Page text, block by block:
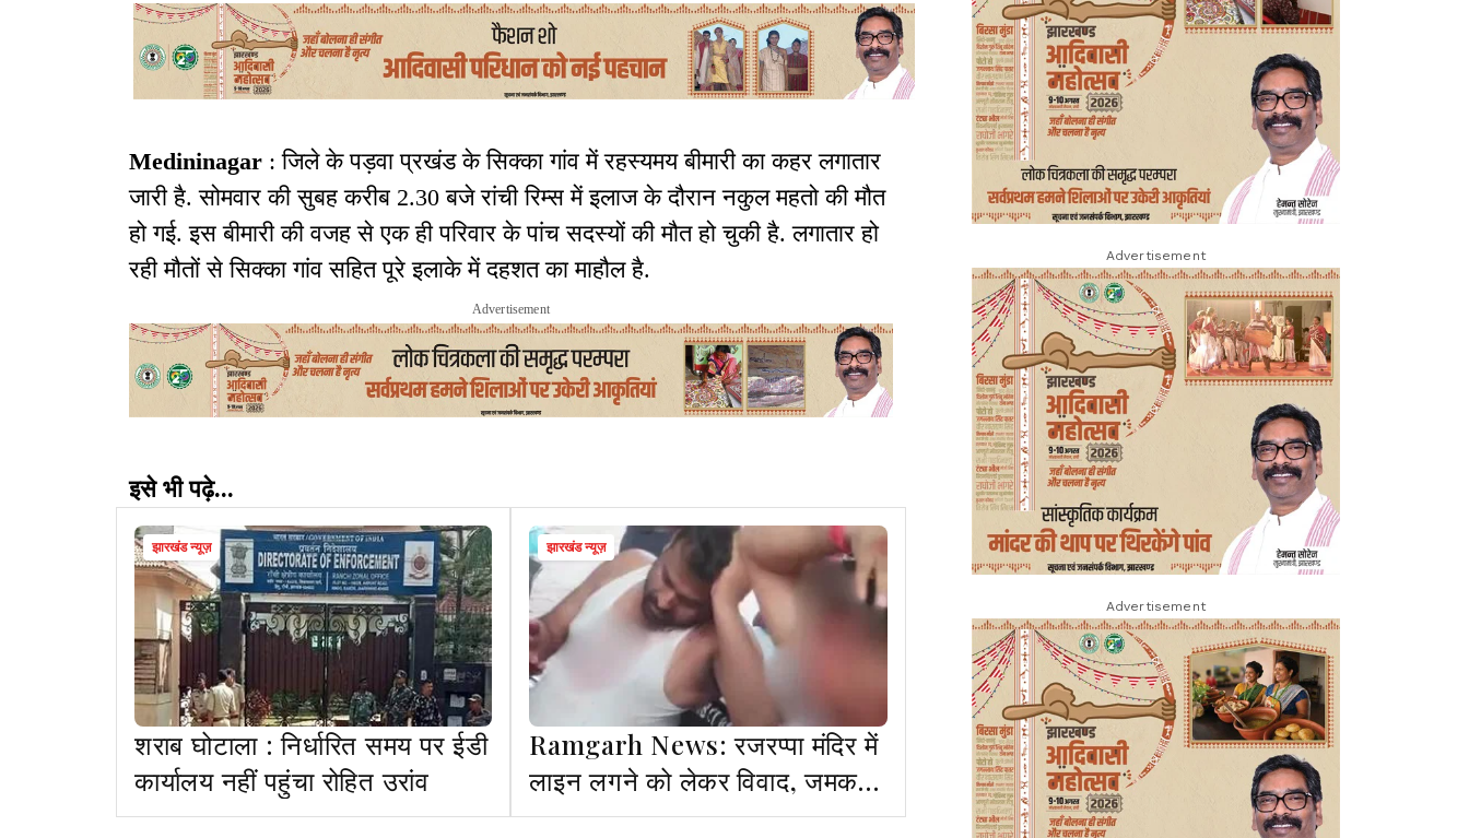
Medininagar : जिले के पड़वा प्रखंड के सिक्का गांव में रहस्यमय बीमारी का कहर लगातार
जारी है. सोमवार की सुबह करीब 2.30 बजे रांची रिम्स में इलाज के दौरान नकुल महतो की मौत
हो गई. इस बीमारी की वजह से एक ही परिवार के पांच सदस्यों की मौत हो चुकी है. लगातार हो
रही मौतों से सिक्का गांव सहित पूरे इलाके में दहशत का माहौल है.
Advertisement
इसे भी पढ़े...
झारखंड न्यूज़
शराब घोटाला : निर्धारित समय पर ईडी
कार्यालय नहीं पहुंचा रोहित उरांव
झारखंड न्यूज़
Ramgarh News: रजरप्पा मंदिर में
लाइन लगने को लेकर विवाद, जमकर
चले लात घूसे
Advertisement
Advertisement